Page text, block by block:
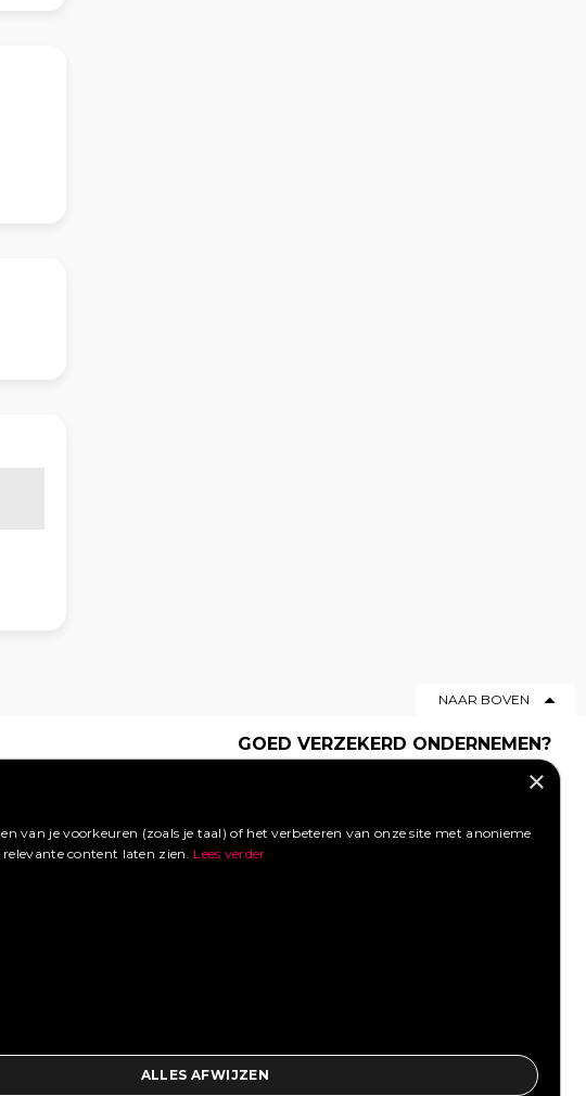
NAAR BOVEN
je
GOED VERZEKERD ONDERNEMEN?
Vraag een offerte aan.
×
van je voorkeuren (zoals je taal) of het verbeteren van onze site met anonieme
content laten zien. Lees verder
ALLES AFWIJZEN